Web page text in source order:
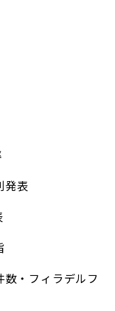
表
・フィラデルフ